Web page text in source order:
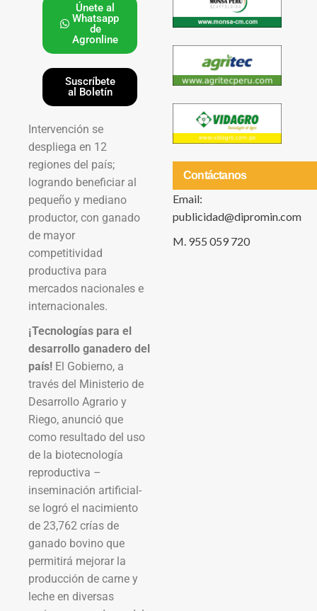
Únete al
Whatsapp
de
Agronline
Suscríbete
al Boletín
Intervención se
despliega en 12
regiones del país;
logrando beneficiar al
pequeño y mediano
productor, con ganado
de mayor
competitividad
productiva para
mercados nacionales e
internacionales.
¡Tecnologías para el
desarrollo ganadero del
país! El Gobierno, a
través del Ministerio de
Desarrollo Agrario y
Riego, anunció que
como resultado del uso
de la biotecnología
reproductiva –
inseminación artificial-
se logró el nacimiento
de 23,762 crías de
ganado bovino que
permitirá mejorar la
producción de carne y
leche en diversas
Contáctanos
Email:
publicidad@dipromin.com
M. 955 059 720